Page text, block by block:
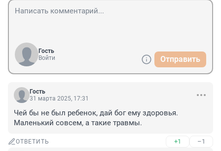
Гость
Войти
Отправить
Гость
31 марта 2025, 17:31
Чей бы не был ребенок, дай бог ему здоровья.
Маленький совсем, а такие травмы.
ОТВЕТИТЬ +1 –1